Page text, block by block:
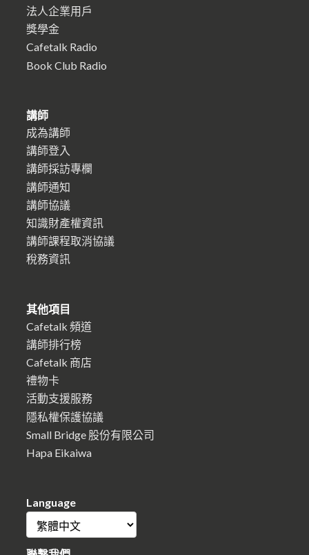
法人企業用戶
獎學金
Cafetalk Radio
Book Club Radio
講師
成為講師
講師登入
講師採訪專欄
講師通知
講師協議
知識財產權資訊
講師課程取消協議
稅務資訊
其他項目
Cafetalk 頻道
講師排行榜
Cafetalk 商店
禮物卡
活動支援服務
隱私權保護協議
Small Bridge 股份有限公司
Hapa Eikaiwa
Language